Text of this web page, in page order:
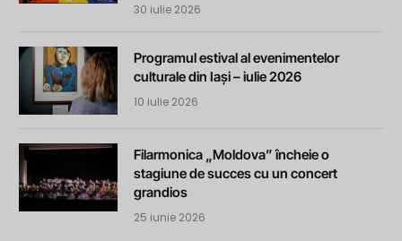
30 iulie 2026
Programul estival al evenimentelor
culturale din Iași – iulie 2026
10 iulie 2026
Filarmonica „Moldova” încheie o
stagiune de succes cu un concert
grandios
25 iunie 2026